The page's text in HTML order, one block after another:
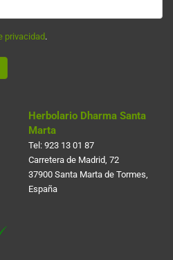
privacidad .
Herbolario Dharma Santa
Marta
Tel: 923 13 01 87
Carretera de Madrid, 72
37900 Santa Marta de Tormes,
España